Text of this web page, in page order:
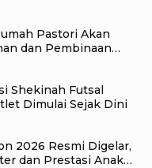
Pastori Akan
dan Pembinaan
Shekinah Futsal
Dimulai Sejak Dini
2026 Resmi Digelar,
dan Prestasi Anak